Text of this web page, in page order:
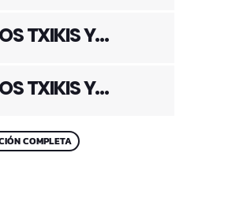
TXIKIS Y
TXIKIS Y
COMPLETA